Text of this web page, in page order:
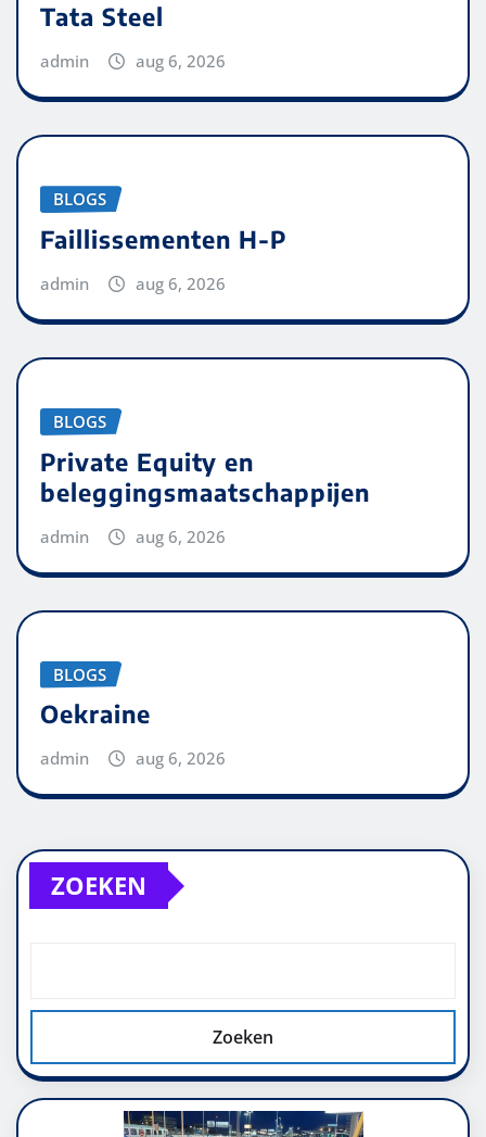
Tata Steel
admin aug 6, 2026
BLOGS
Faillissementen H-P
admin aug 6, 2026
BLOGS
Private Equity en
beleggingsmaatschappijen
admin aug 6, 2026
BLOGS
Oekraine
admin aug 6, 2026
ZOEKEN
Zoeken